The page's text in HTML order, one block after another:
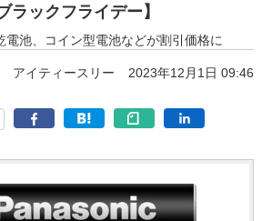
ラックフライデー】
電池、コイン型電池などが割引価格に
アイティースリー 2023年12月1日 09:46